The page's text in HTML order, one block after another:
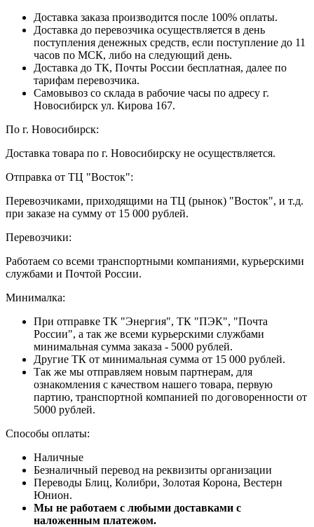
Доставка заказа производится после 100% оплаты.
Доставка до перевозчика осуществляется в день
поступления денежных средств, если поступление до 11
часов по МСК, либо на следующий день.
Доставка до ТК, Почты России бесплатная, далее по
тарифам перевозчика.
Самовывоз со склада в рабочие часы по адресу г.
Новосибирск ул. Кирова 167.
По г. Новосибирск:
Доставка товара по г. Новосибирску не осуществляется.
Отправка от ТЦ "Восток":
Перевозчиками, приходящими на ТЦ (рынок) "Восток", и т.д.
при заказе на сумму от 15 000 рублей.
Перевозчики:
Работаем со всеми транспортными компаниями, курьерскими
службами и Почтой России.
Минималка:
При отправке ТК "Энергия", ТК "ПЭК", "Почта
России", а так же всеми курьерскими службами
минимальная сумма заказа - 5000 рублей.
Другие ТК от минимальная сумма от 15 000 рублей.
Так же мы отправляем новым партнерам, для
ознакомления с качеством нашего товара, первую
партию, транспортной компанией по договоренности от
5000 рублей.
Способы оплаты:
Наличные
Безналичный перевод на реквизиты организации
Переводы Блиц, Колибри, Золотая Корона, Вестерн
Юнион.
Мы не работаем с любыми доставками с
наложенным платежом.